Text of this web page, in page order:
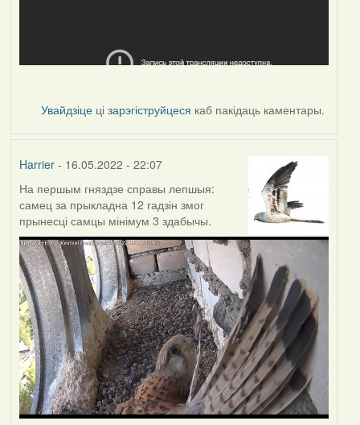
Увайдзіце цізарэгіструйцеся каб пакідаць каментары.
Harrier- 16.05.2022 - 22:07
На першым гняздзе справы лепшыя:
самец за прыкладна 12 гадзін змог
прынесці самцы мінімум 3 здабычы.